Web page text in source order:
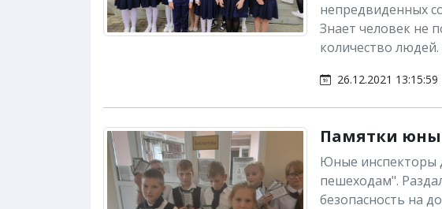
непредвиденных
Знает человек не
количество
26.12.2021 13:15:59
Памятки
Юные инспекторы
пешеходам".
безопасность на